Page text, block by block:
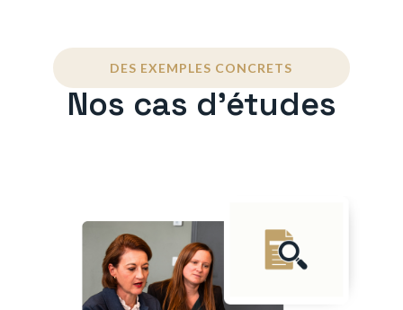
DES EXEMPLES CONCRETS
Nos cas d'études